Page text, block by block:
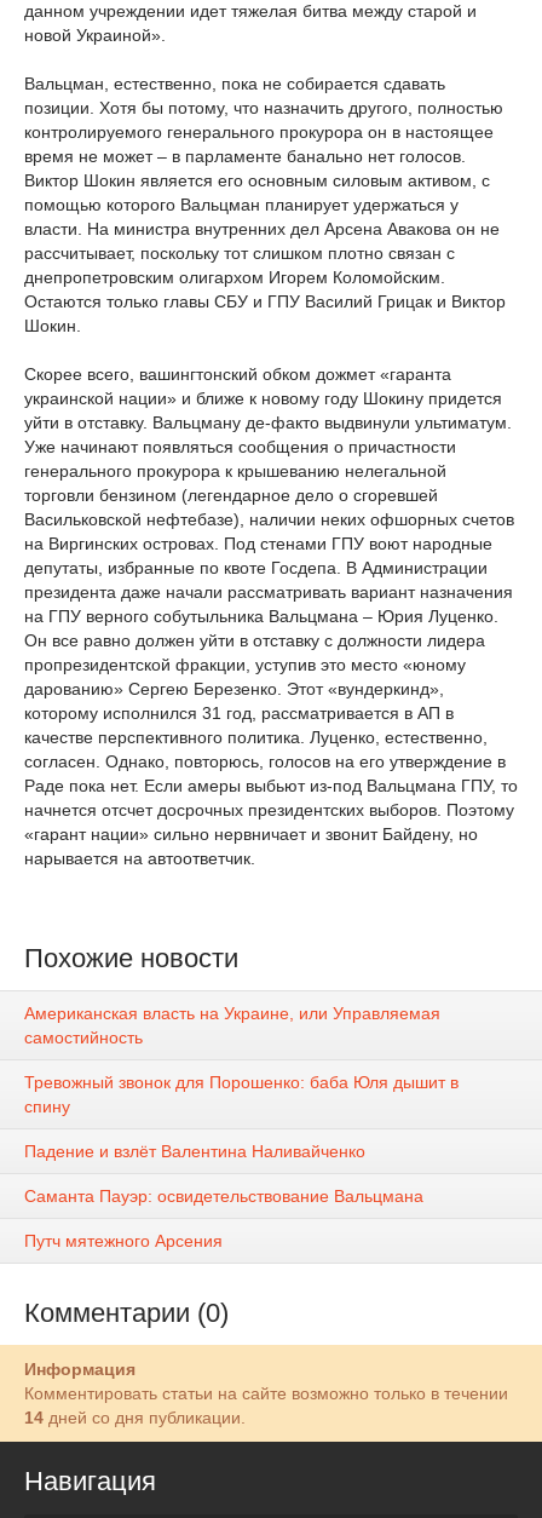
данном учреждении идет тяжелая битва между старой и
новой Украиной».
Вальцман, естественно, пока не собирается сдавать
позиции. Хотя бы потому, что назначить другого, полностью
контролируемого генерального прокурора он в настоящее
время не может – в парламенте банально нет голосов.
Виктор Шокин является его основным силовым активом, с
помощью которого Вальцман планирует удержаться у
власти. На министра внутренних дел Арсена Авакова он не
рассчитывает, поскольку тот слишком плотно связан с
днепропетровским олигархом Игорем Коломойским.
Остаются только главы СБУ и ГПУ Василий Грицак и Виктор
Шокин.
Скорее всего, вашингтонский обком дожмет «гаранта
украинской нации» и ближе к новому году Шокину придется
уйти в отставку. Вальцману де-факто выдвинули ультиматум.
Уже начинают появляться сообщения о причастности
генерального прокурора к крышеванию нелегальной
торговли бензином (легендарное дело о сгоревшей
Васильковской нефтебазе), наличии неких офшорных счетов
на Виргинских островах. Под стенами ГПУ воют народные
депутаты, избранные по квоте Госдепа. В Администрации
президента даже начали рассматривать вариант назначения
на ГПУ верного собутыльника Вальцмана – Юрия Луценко.
Он все равно должен уйти в отставку с должности лидера
пропрезидентской фракции, уступив это место «юному
дарованию» Сергею Березенко. Этот «вундеркинд»,
которому исполнился 31 год, рассматривается в АП в
качестве перспективного политика. Луценко, естественно,
согласен. Однако, повторюсь, голосов на его утверждение в
Раде пока нет. Если амеры выбьют из-под Вальцмана ГПУ, то
начнется отсчет досрочных президентских выборов. Поэтому
«гарант нации» сильно нервничает и звонит Байдену, но
нарывается на автоответчик.
Похожие новости
Американская власть на Украине, или Управляемая
самостийность
Тревожный звонок для Порошенко: баба Юля дышит в
спину
Падение и взлёт Валентина Наливайченко
Саманта Пауэр: освидетельствование Вальцмана
Путч мятежного Арсения
Комментарии (0)
Информация
Комментировать статьи на сайте возможно только в течении
14 дней со дня публикации.
Навигация